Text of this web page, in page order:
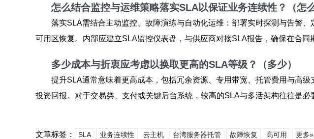
怎么结合监控与运维策略落实SLA以保证业务连续性？（怎么
落实SLA需结合主动监控、故障演练与自动化运维：部署实时探测与告警
可用区恢复。内部应建立SLA监控仪表盘，与供应商对接SLA报告，确保在合同
多少成本与折衷应考虑以换取更高的SLA等级？（多少）
提升SLA通常意味着更高成本，包括冗余资源、专用带宽、托管费用与高
投资回报。对于交易类、支付或关键后台系统，较高的SLA与多活架构往往是
文章标签： SLA 业务连续性 云主机 台湾服务器托管 故障恢复 高可用 更多»